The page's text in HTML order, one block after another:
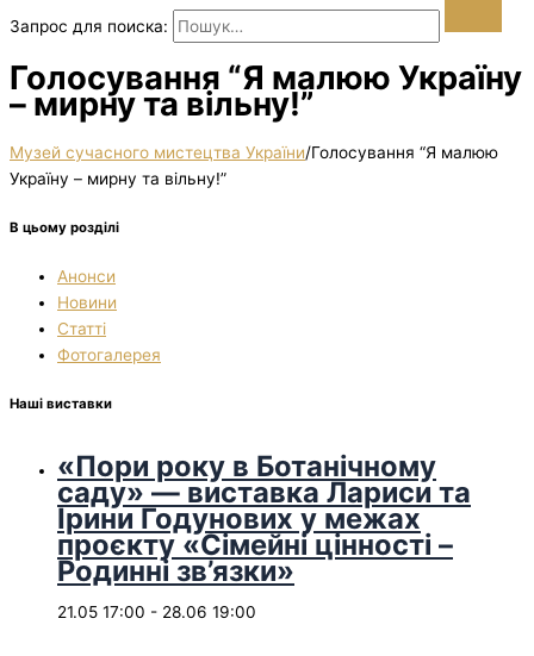
Запрос для поиска:
Голосування “Я малюю Україну
– мирну та вільну!”
Музей сучасного мистецтва України/Голосування “Я малюю
Україну – мирну та вільну!”
В цьому розділі
Анонси
Новини
Статті
Фотогалерея
Наші виставки
«Пори року в Ботанічному
саду» — виставка Лариси та
Ірини Годунових у межах
проєкту «Сімейні цінності –
Родинні зв’язки»
21.05 17:00 - 28.06 19:00